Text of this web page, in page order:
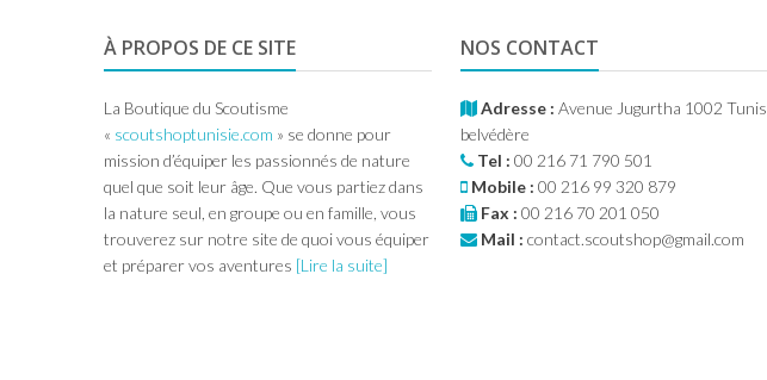
À PROPOS DE CE SITE
La Boutique du Scoutisme
« scoutshoptunisie.com » se donne pour
mission d’équiper les passionnés de nature
quel que soit leur âge. Que vous partiez dans
la nature seul, en groupe ou en famille, vous
trouverez sur notre site de quoi vous équiper
et préparer vos aventures [Lire la suite]
NOS CONTACT
Adresse : Avenue Jugurtha 1002 Tunis
belvédère
Tel : 00 216 71 790 501
Mobile : 00 216 99 320 879
Fax : 00 216 70 201 050
Mail : contact.scoutshop@gmail.com